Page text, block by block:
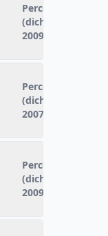
Perception
(dichotomisation
2009)
Perception
(dichotomisation
2007)
Perception
(dichotomisation
2009)